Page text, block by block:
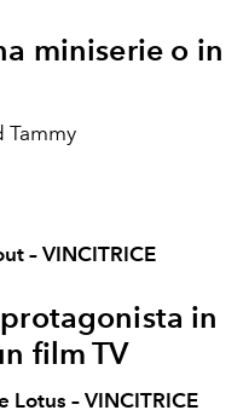
miniserie o in
Tammy
– VINCITRICE
in
film TV
– VINCITRICE